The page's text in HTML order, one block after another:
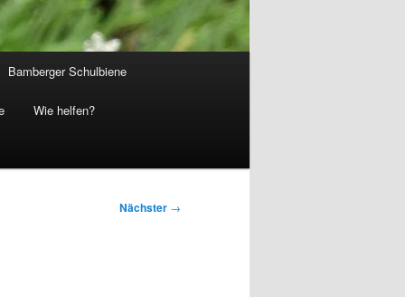
Bamberger Schulbiene
Wie helfen?
Nächster →